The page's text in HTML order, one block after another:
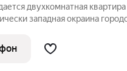
двухкомнатная квартира
западная окраина
раздельный. Окна ПВХ.
позволяет уменьшить